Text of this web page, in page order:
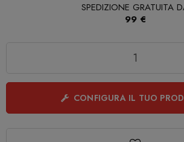
SPEDIZIONE GRATUITA
99 €
CONFIGURA IL TUO